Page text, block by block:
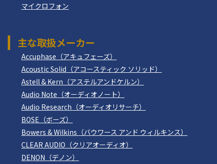
マイクロフォン
主な取扱メーカー
Accuphase（アキュフェーズ）
Acoustic Solid（アコースティック ソリッド）
Astell & Kern（アステルアンドケルン）
Audio Note（オーディオノート）
Audio Research（オーディオリサーチ）
BOSE（ボーズ）
Bowers & Wilkins（バウワース アンド ウィルキンス）
CLEAR AUDIO（クリアオーディオ）
DENON（デノン）